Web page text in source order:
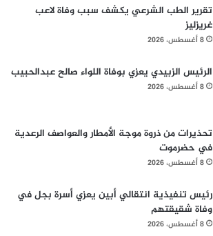
تقرير الطب الشرعي يكشف سبب وفاة لاعب
غريزليز
8 أغسطس، 2026
الرئيس الزبيدي يعزي بوفاة اللواء صالح عبدالحبيب
8 أغسطس، 2026
تحذيرات من ذروة موجة الأمطار والعواصف الرعدية
في حضرموت
8 أغسطس، 2026
رئيس تنفيذية انتقالي أبين يعزي أسرة بجل في
وفاة شقيقتهم
8 أغسطس، 2026